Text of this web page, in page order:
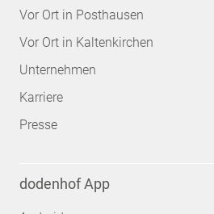
Vor Ort in Posthausen
Vor Ort in Kaltenkirchen
Unternehmen
Karriere
Presse
dodenhof App